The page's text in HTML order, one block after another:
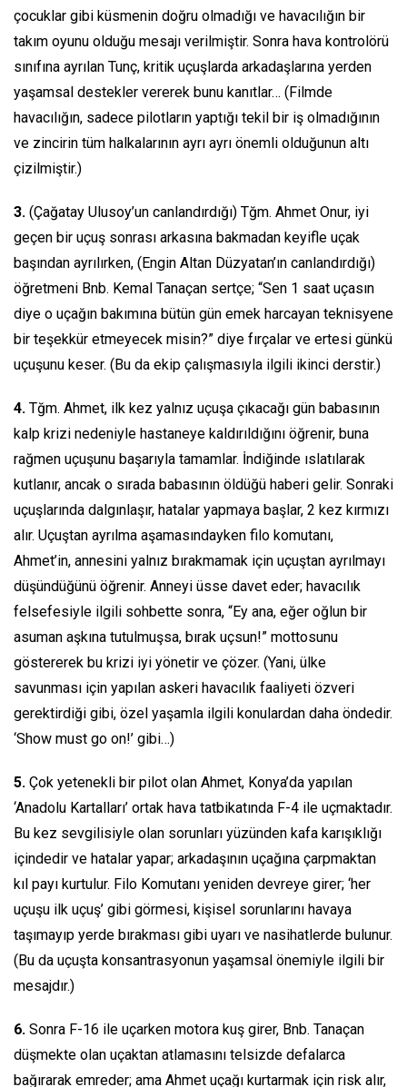
çocuklar gibi küsmenin doğru olmadığı ve havacılığın bir
takım oyunu olduğu mesajı verilmiştir. Sonra hava kontrolörü
sınıfına ayrılan Tunç, kritik uçuşlarda arkadaşlarına yerden
yaşamsal destekler vererek bunu kanıtlar… (Filmde
havacılığın, sadece pilotların yaptığı tekil bir iş olmadığının
ve zincirin tüm halkalarının ayrı ayrı önemli olduğunun altı
çizilmiştir.)
3. (Çağatay Ulusoy’un canlandırdığı) Tğm. Ahmet Onur, iyi
geçen bir uçuş sonrası arkasına bakmadan keyifle uçak
başından ayrılırken, (Engin Altan Düzyatan’ın canlandırdığı)
öğretmeni Bnb. Kemal Tanaçan sertçe; “Sen 1 saat uçasın
diye o uçağın bakımına bütün gün emek harcayan teknisyene
bir teşekkür etmeyecek misin?” diye fırçalar ve ertesi günkü
uçuşunu keser. (Bu da ekip çalışmasıyla ilgili ikinci derstir.)
4. Tğm. Ahmet, ilk kez yalnız uçuşa çıkacağı gün babasının
kalp krizi nedeniyle hastaneye kaldırıldığını öğrenir, buna
rağmen uçuşunu başarıyla tamamlar. İndiğinde ıslatılarak
kutlanır, ancak o sırada babasının öldüğü haberi gelir. Sonraki
uçuşlarında dalgınlaşır, hatalar yapmaya başlar, 2 kez kırmızı
alır. Uçuştan ayrılma aşamasındayken filo komutanı,
Ahmet’in, annesini yalnız bırakmamak için uçuştan ayrılmayı
düşündüğünü öğrenir. Anneyi üsse davet eder; havacılık
felsefesiyle ilgili sohbette sonra, “Ey ana, eğer oğlun bir
asuman aşkına tutulmuşsa, bırak uçsun!” mottosunu
göstererek bu krizi iyi yönetir ve çözer. (Yani, ülke
savunması için yapılan askeri havacılık faaliyeti özveri
gerektirdiği gibi, özel yaşamla ilgili konulardan daha öndedir.
‘Show must go on!’ gibi…)
5. Çok yetenekli bir pilot olan Ahmet, Konya’da yapılan
‘Anadolu Kartalları’ ortak hava tatbikatında F-4 ile uçmaktadır.
Bu kez sevgilisiyle olan sorunları yüzünden kafa karışıklığı
içindedir ve hatalar yapar; arkadaşının uçağına çarpmaktan
kıl payı kurtulur. Filo Komutanı yeniden devreye girer; ‘her
uçuşu ilk uçuş’ gibi görmesi, kişisel sorunlarını havaya
taşımayıp yerde bırakması gibi uyarı ve nasihatlerde bulunur.
(Bu da uçuşta konsantrasyonun yaşamsal önemiyle ilgili bir
mesajdır.)
6. Sonra F-16 ile uçarken motora kuş girer, Bnb. Tanaçan
düşmekte olan uçaktan atlamasını telsizde defalarca
bağırarak emreder; ama Ahmet uçağı kurtarmak için risk alır,